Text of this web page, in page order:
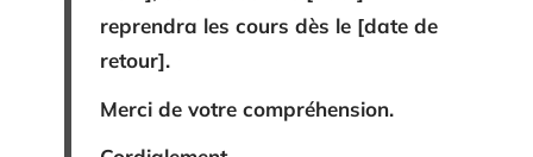
reprendra les cours dès le [date de
retour].
Merci de votre compréhension.